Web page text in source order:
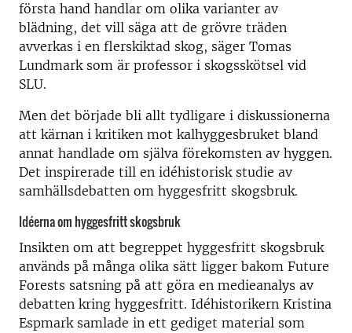
första hand handlar om olika varianter av
blädning, det vill säga att de grövre träden
avverkas i en flerskiktad skog, säger Tomas
Lundmark som är professor i skogsskötsel vid
SLU.
Men det började bli allt tydligare i diskussionerna
att kärnan i kritiken mot kalhyggesbruket bland
annat handlade om själva förekomsten av hyggen.
Det inspirerade till en idéhistorisk studie av
samhällsdebatten om hyggesfritt skogsbruk.
Idéerna om hyggesfritt skogsbruk
Insikten om att begreppet hyggesfritt skogsbruk
används på många olika sätt ligger bakom Future
Forests satsning på att göra en medieanalys av
debatten kring hyggesfritt. Idéhistorikern Kristina
Espmark samlade in ett gediget material som